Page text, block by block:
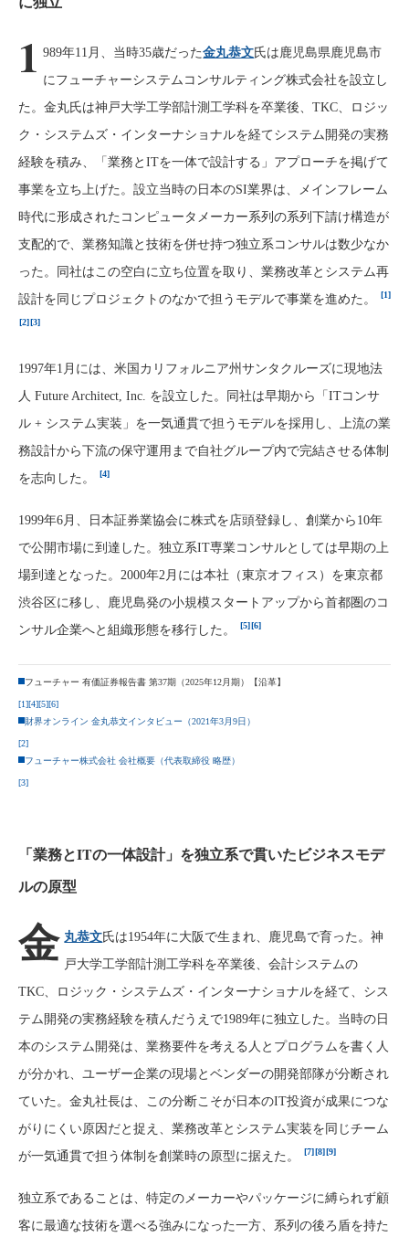
1 989年11月、当時35歳だった金丸恭文氏は鹿児島県鹿児島市
にフューチャーシステムコンサルティング株式会社を設立し
た。金丸氏は神戸大学工学部計測工学科を卒業後、TKC、ロジッ
ク・システムズ・インターナショナルを経てシステム開発の実務
経験を積み、「業務とITを一体で設計する」アプローチを掲げて
事業を立ち上げた。設立当時の日本のSI業界は、メインフレーム
時代に形成されたコンピュータメーカー系列の系列下請け構造が
支配的で、業務知識と技術を併せ持つ独立系コンサルは数少なか
った。同社はこの空白に立ち位置を取り、業務改革とシステム再
設計を同じプロジェクトのなかで担うモデルで事業を進めた。
[1]
[2][3]
1997年1月には、米国カリフォルニア州サンタクルーズに現地法
人 Future Architect, Inc. を設立した。同社は早期から「ITコンサ
ル + システム実装」を一気通貫で担うモデルを採用し、上流の業
務設計から下流の保守運用まで自社グループ内で完結させる体制
を志向した。
[4]
1999年6月、日本証券業協会に株式を店頭登録し、創業から10年
で公開市場に到達した。独立系IT専業コンサルとしては早期の上
場到達となった。2000年2月には本社（東京オフィス）を東京都
渋谷区に移し、鹿児島発の小規模スタートアップから首都圏のコ
ンサル企業へと組織形態を移行した。
[5][6]
フューチャー 有価証券報告書 第37期（2025年12月期）【沿革】
[1][4][5][6]
財界オンライン 金丸恭文インタビュー（2021年3月9日）
[2]
フューチャー株式会社 会社概要（代表取締役 略歴）
[3]
「業務とITの一体設計」を独立系で貫いたビジネスモデ
ルの原型
金 丸恭文氏は1954年に大阪で生まれ、鹿児島で育った。神
戸大学工学部計測工学科を卒業後、会計システムの
TKC、ロジック・システムズ・インターナショナルを経て、シス
テム開発の実務経験を積んだうえで1989年に独立した。当時の日
本のシステム開発は、業務要件を考える人とプログラムを書く人
が分かれ、ユーザー企業の現場とベンダーの開発部隊が分断され
ていた。金丸社長は、この分断こそが日本のIT投資が成果につな
がりにくい原因だと捉え、業務改革とシステム実装を同じチーム
が一気通貫で担う体制を創業時の原型に据えた。
[7][8][9]
独立系であることは、特定のメーカーやパッケージに縛られず顧
客に最適な技術を選べる強みになった一方、系列の後ろ盾を持た